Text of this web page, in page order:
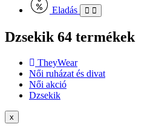
Eladás
Dzsekik 64 termékek
TheyWear
Női ruházat és divat
Női akció
Dzsekik
x